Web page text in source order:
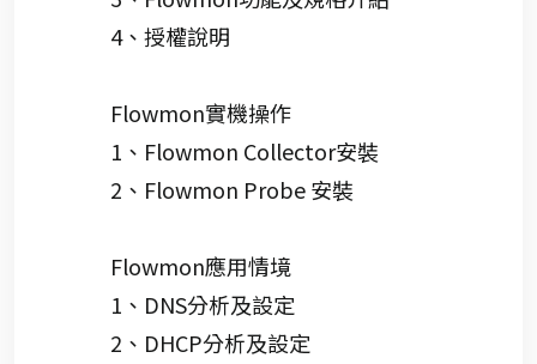
4、授權說明
Flowmon實機操作
1、Flowmon Collector安裝
2、Flowmon Probe 安裝
Flowmon應用情境
1、DNS分析及設定
2、DHCP分析及設定